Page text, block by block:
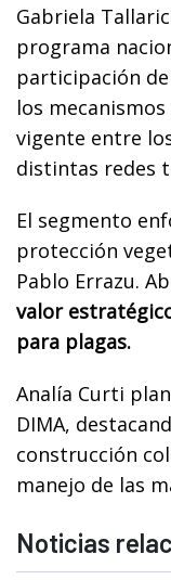
Gabriela
programa
participación
los
vigente entre
distintas redes
El segmento
protección
Pablo Errazu.
valor
para plagas.
Analía Curti
DIMA,
construcción
manejo de las
Noticias